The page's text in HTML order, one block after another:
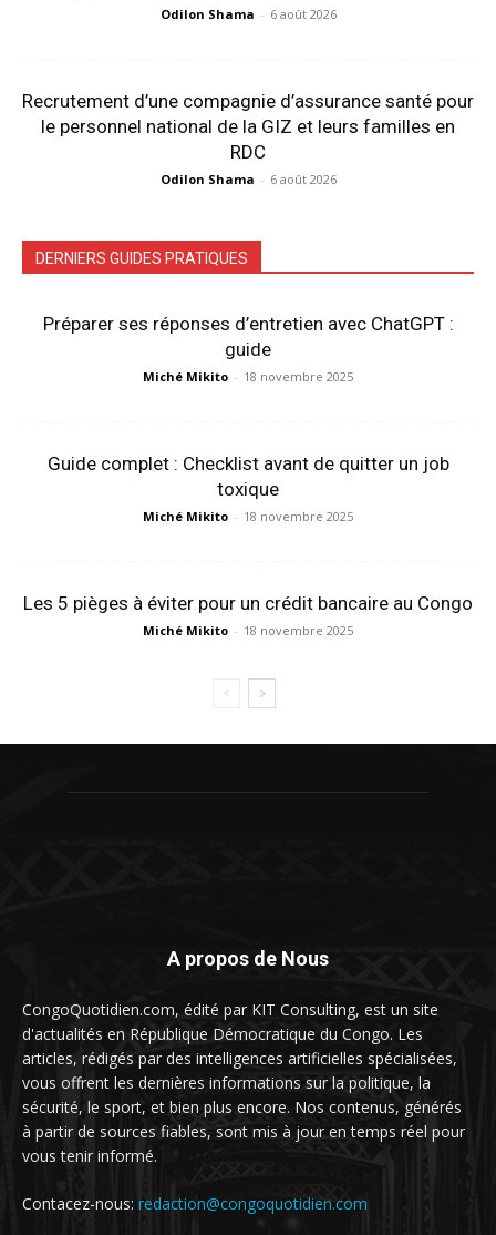
Odilon Shama - 6 août 2026
Recrutement d’une compagnie d’assurance santé pour
le personnel national de la GIZ et leurs familles en
RDC
Odilon Shama - 6 août 2026
DERNIERS GUIDES PRATIQUES
Préparer ses réponses d’entretien avec ChatGPT :
guide
Miché Mikito - 18 novembre 2025
Guide complet : Checklist avant de quitter un job
toxique
Miché Mikito - 18 novembre 2025
Les 5 pièges à éviter pour un crédit bancaire au Congo
Miché Mikito - 18 novembre 2025
A propos de Nous
CongoQuotidien.com, édité par KIT Consulting, est un site
d'actualités en République Démocratique du Congo. Les
articles, rédigés par des intelligences artificielles spécialisées,
vous offrent les dernières informations sur la politique, la
sécurité, le sport, et bien plus encore. Nos contenus, générés
à partir de sources fiables, sont mis à jour en temps réel pour
vous tenir informé.
Contacez-nous: redaction@congoquotidien.com